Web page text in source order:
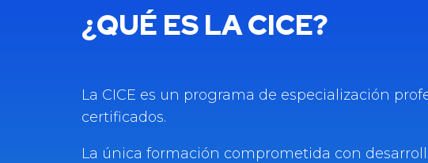
¿QUÉ ES LA CICE?
La CICE es un programa de especialización
certificados.
La única formación comprometida con